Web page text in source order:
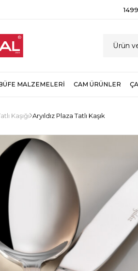
MALZEMELERİ CAM ÜRÜNLER
Kaşığı Aryıldız Plaza Tatlı Kaşık